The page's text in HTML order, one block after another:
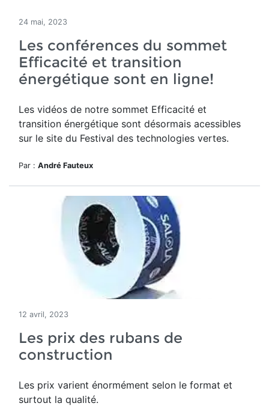
24 mai, 2023
Les conférences du sommet
Efficacité et transition
énergétique sont en ligne!
Les vidéos de notre sommet Efficacité et
transition énergétique sont désormais acessibles
sur le site du Festival des technologies vertes.
Par : André Fauteux
12 avril, 2023
Les prix des rubans de
construction
Les prix varient énormément selon le format et
surtout la qualité.